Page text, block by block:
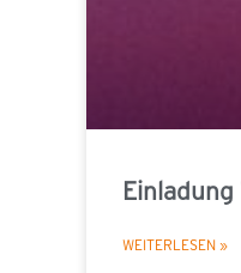
WEITERLESEN »